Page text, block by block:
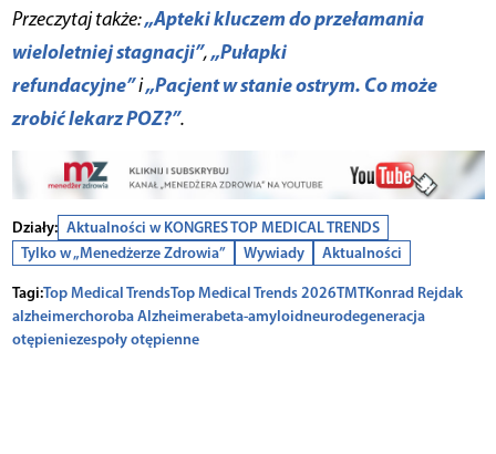
Przeczytaj także:„Apteki kluczem do przełamania
wieloletniej stagnacji”,„Pułapki
refundacyjne”i„Pacjent w stanie ostrym. Co może
zrobić lekarz POZ?”.
Działy: Aktualności w KONGRES TOP MEDICAL TRENDS
Tylko w „Menedżerze Zdrowia”
Wywiady
Aktualności
Tagi:Top Medical TrendsTop Medical Trends 2026TMTKonrad Rejdak
alzheimerchoroba Alzheimerabeta-amyloidneurodegeneracja
otępieniezespoły otępienne